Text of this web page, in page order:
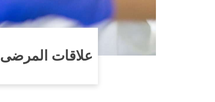
علاقات المرضى